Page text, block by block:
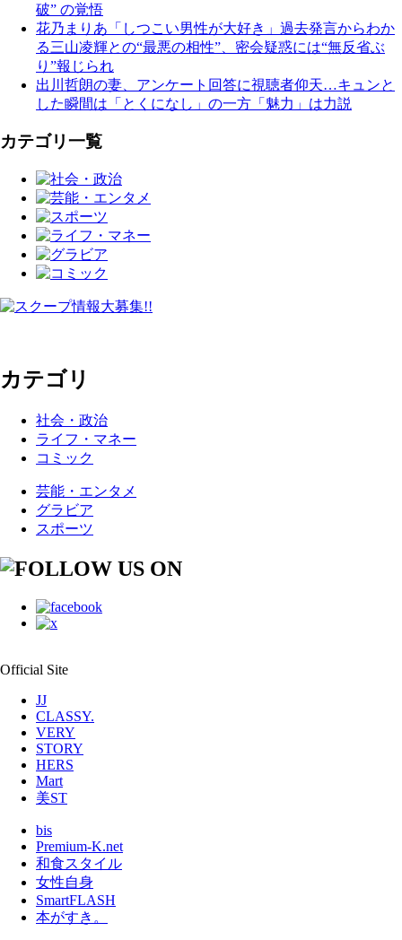
破” の覚悟
花乃まりあ「しつこい男性が大好き」過去発言からわか
る三山凌輝との“最悪の相性”、密会疑惑には“無反省ぶ
り”報じられ
出川哲朗の妻、アンケート回答に視聴者仰天…キュンと
した瞬間は「とくになし」の一方「魅力」は力説
カテゴリ一覧
カテゴリ
社会・政治
ライフ・マネー
コミック
芸能・エンタメ
グラビア
スポーツ
Official Site
JJ
CLASSY.
VERY
STORY
HERS
Mart
美ST
bis
Premium-K.net
和食スタイル
女性自身
SmartFLASH
本がすき。